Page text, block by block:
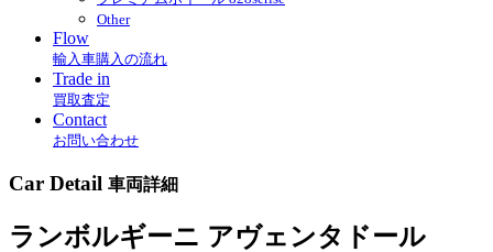
Other
Flow
輸入車購入の流れ
Trade in
買取査定
Contact
お問い合わせ
Car Detail 車両詳細
ランボルギーニ アヴェンタドール